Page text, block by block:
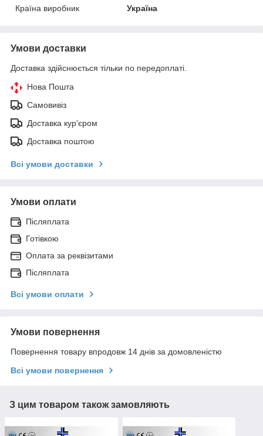
Країна виробник
Україна
Умови доставки
Доставка здійснюється тільки по передоплаті.
Нова Пошта
Самовивіз
Доставка кур'єром
Доставка поштою
Всі умови доставки
Умови оплати
Післяплата
Готівкою
Оплата за реквізитами
Післяплата
Всі умови оплати
Умови повернення
Повернення товару впродовж 14 днів за домовленістю
Всі умови повернення
З цим товаром також замовляють